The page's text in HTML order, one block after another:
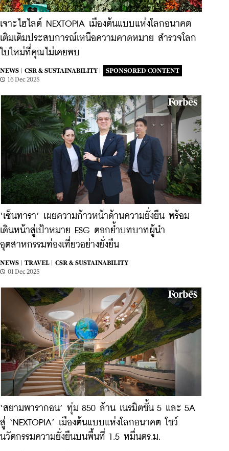
เจาะไฮไลต์ NEXTOPIA เมืองต้นแบบแห่งโลกอนาคต
เติมเต็มประสบการณ์เหนือความคาดหมาย สำรวจโลก
ใบใหม่ที่คุณไม่เคยพบ
NEWS | CSR & SUSTAINABILITY |
SPONSORED CONTENT
16 Dec 2025
‘เซ็นทารา’ เผยความก้าวหน้าด้านความยั่งยืน พร้อม
เดินหน้าสู่เป้าหมาย ESG ตอกย้ำบทบาทผู้นำ
อุตสาหกรรมท่องเที่ยวอย่างยั่งยืน
NEWS | TRAVEL |
CSR & SUSTAINABILITY
01 Dec 2025
‘สยามพารากอน’ ทุ่ม 850 ล้าน เนรมิตชั้น 5 และ 5A
สู่ ‘NEXTOPIA’ เมืองต้นแบบแห่งโลกอนาคต โชว์
นวัตกรรมความยั่งยืนบนพื้นที่ 1.5 หมื่นตร.ม.